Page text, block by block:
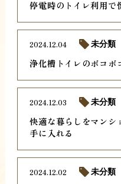
停電時のトイレ利用で
浄化槽トイレのボコボ
2024.12.04 未分類
快適な暮らしをマンシ
手に入れる
2024.12.03 未分類
2024.12.02 未分類